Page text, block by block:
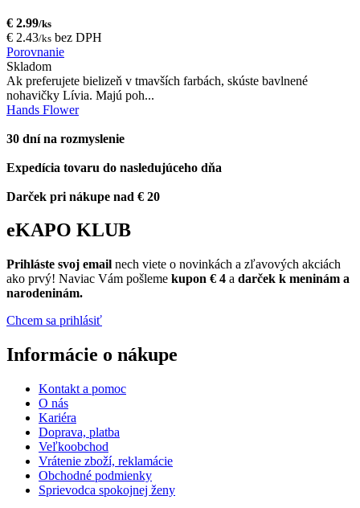
€ 2.99/ks
€ 2.43/ks bez DPH
Porovnanie
Skladom
Ak preferujete bielizeň v tmavších farbách, skúste bavlnené
nohavičky Lívia. Majú poh...
Hands Flower
30 dní na rozmyslenie
Expedícia tovaru do nasledujúceho dňa
Darček pri nákupe nad € 20
eKAPO KLUB
Prihláste svoj email nech viete o novinkách a zľavových akciách
ako prvý! Naviac Vám pošleme kupon € 4 a darček k meninám a
narodeninám.
Chcem sa prihlásiť
Informácie o nákupe
Kontakt a pomoc
O nás
Kariéra
Doprava, platba
Veľkoobchod
Vrátenie zboží, reklamácie
Obchodné podmienky
Sprievodca spokojnej ženy